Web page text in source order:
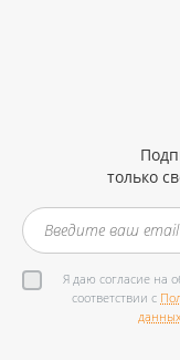
только
Я даю согласие на
соответствии с
данных